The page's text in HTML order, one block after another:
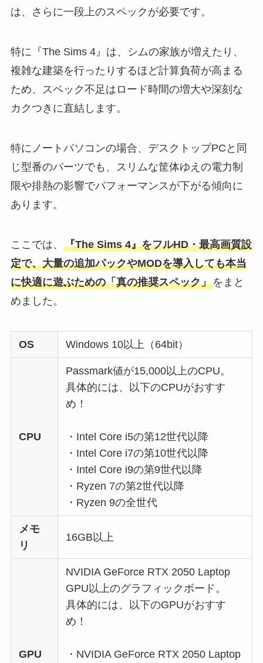
は、さらに一段上のスペックが必要です。
特に『The Sims 4』は、シムの家族が増えたり、
複雑な建築を行ったりするほど計算負荷が高まる
ため、スペック不足はロード時間の増大や深刻な
カクつきに直結します。
特にノートパソコンの場合、デスクトップPCと同
じ型番のパーツでも、スリムな筐体ゆえの電力制
限や排熱の影響でパフォーマンスが下がる傾向に
あります。
ここでは、 『The Sims 4』をフルHD・最高画質設
定で、大量の追加パックやMODを導入しても本当
に快適に遊ぶための「真の推奨スペック」をまと
めました。
OS Windows 10以上（64bit）
CPU
Passmark値が15,000以上のCPU。
具体的には、以下のCPUがおすす
め！
・Intel Core i5の第12世代以降
・Intel Core i7の第10世代以降
・Intel Core i9の第9世代以降
・Ryzen 7の第2世代以降
・Ryzen 9の全世代
メモ
リ
16GB以上
GPU
NVIDIA GeForce RTX 2050 Laptop
GPU以上のグラフィックボード。
具体的には、以下のGPUがおすす
め！
・NVIDIA GeForce RTX 2050 Laptop